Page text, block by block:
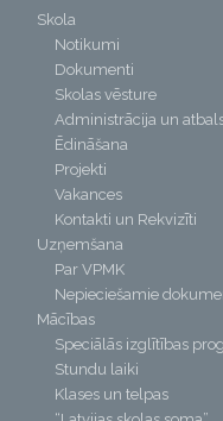
Skola
Notikumi
Dokumenti
Skolas vēsture
Administrācija un
Ēdināšana
Projekti
Vakances
Kontakti un Rekvizīti
Uzņemšana
Par VPMK
Nepieciešamie
Mācības
Speciālās izglītības
Stundu laiki
Klases un telpas